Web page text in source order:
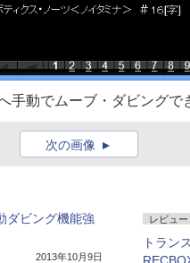
手動でムーブ・ダビングで
次の画像
ダビング機能強
2013年10月9日
レビュー
トラン